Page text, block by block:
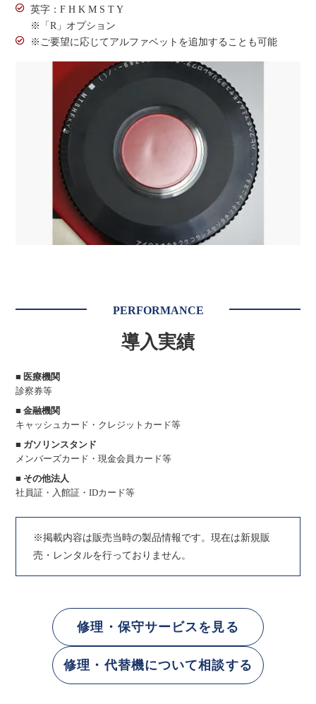
英字：F H K M S T Y
※「R」オプション
※ご要望に応じてアルファベットを追加することも可能
PERFORMANCE
導入実績
■ 医療機関
診察券等
■ 金融機関
キャッシュカード・クレジットカード等
■ ガソリンスタンド
メンバーズカード・現金会員カード等
■ その他法人
社員証・入館証・IDカード等
※掲載内容は販売当時の製品情報です。現在は新規販
売・レンタルを行っておりません。
修理・保守サービスを見る
修理・代替機について相談する